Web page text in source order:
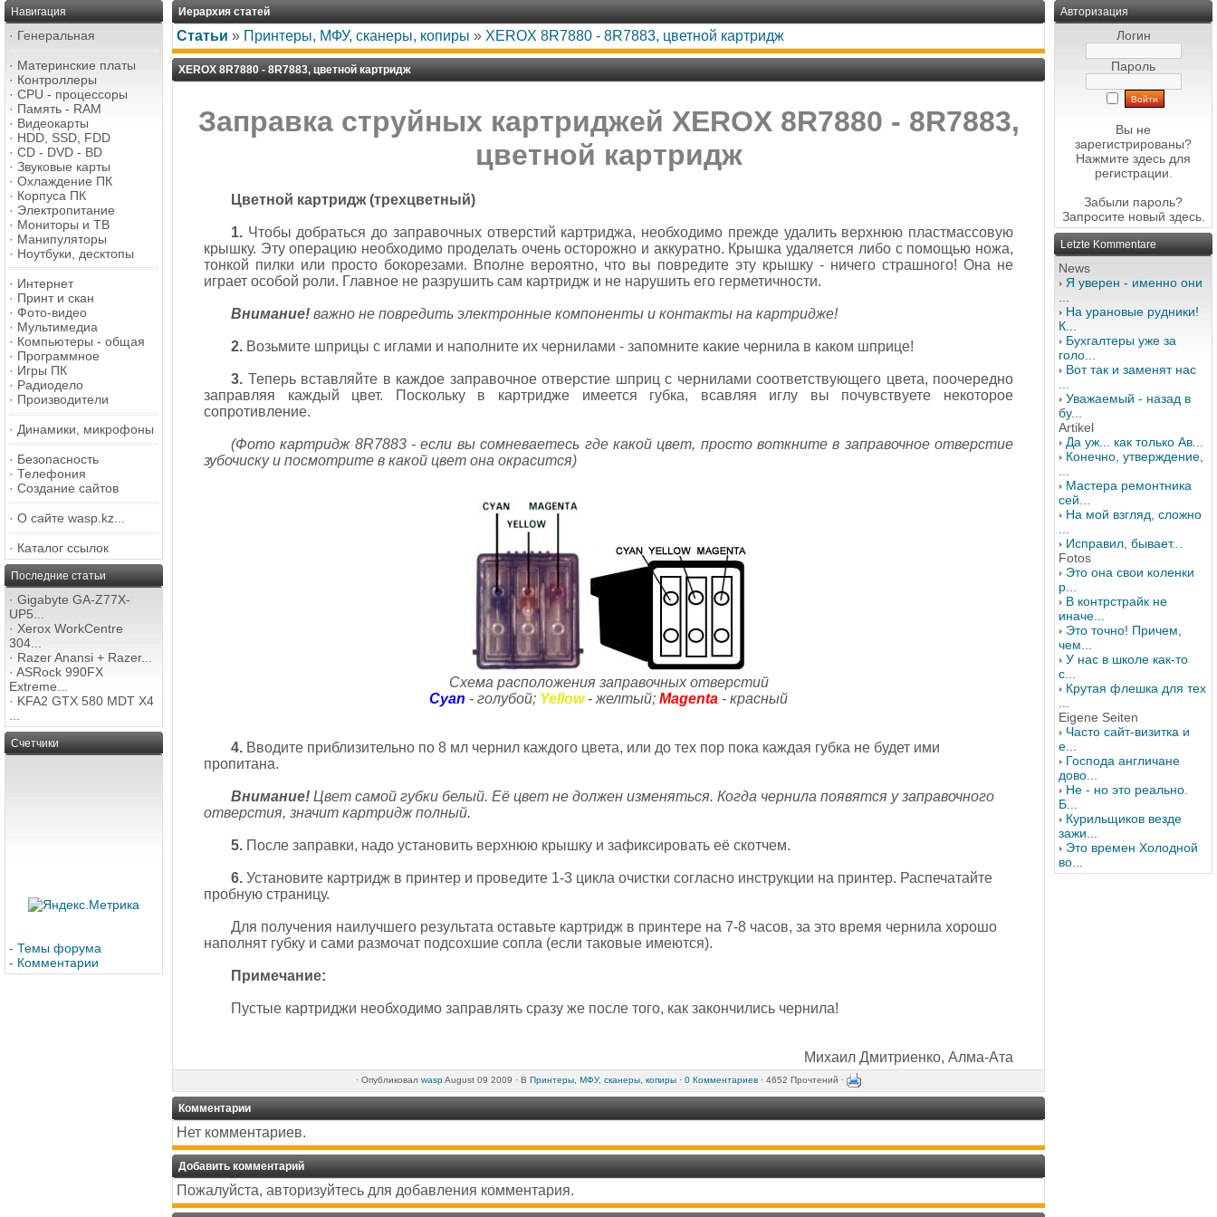
Навигация
· Генеральная
· Материнские платы
· Контроллеры
· CPU - процессоры
· Память - RAM
· Видеокарты
· HDD, SSD, FDD
· CD - DVD - BD
· Звуковые карты
· Охлаждение ПК
· Корпуса ПК
· Электропитание
· Мониторы и ТВ
· Манипуляторы
· Ноутбуки, десктопы
· Интернет
· Принт и скан
· Фото-видео
· Мультимедиа
· Компьютеры - общая
· Программное
· Игры ПК
· Радиодело
· Производители
· Динамики, микрофоны
· Безопасность
· Телефония
· Создание сайтов
· О сайте wasp.kz...
· Каталог ссылок
Последние статьи
· Gigabyte GA-Z77X-
UP5...
· Xerox WorkCentre
304...
· Razer Anansi + Razer...
· ASRock 990FX
Extreme...
· KFA2 GTX 580 MDT X4
Счетчики
- Темы форума
- Комментарии
Иерархия статей
Статьи » Принтеры, МФУ, сканеры, копиры » XEROX 8R7880 - 8R7883, цветной картридж
XEROX 8R7880 - 8R7883, цветной картридж
Заправка струйных картриджей XEROX 8R7880 - 8R7883,
цветной картридж
Цветной картридж (трехцветный)
1. Чтобы добраться до заправочных отверстий картриджа, необходимо прежде удалить верхнюю пластмассовую
крышку. Эту операцию необходимо проделать очень осторожно и аккуратно. Крышка удаляется либо с помощью ножа,
тонкой пилки или просто бокорезами. Вполне вероятно, что вы повредите эту крышку - ничего страшного! Она не
играет особой роли. Главное не разрушить сам картридж и не нарушить его герметичности.
Внимание! важно не повредить электронные компоненты и контакты на картридже!
2. Возьмите шприцы с иглами и наполните их чернилами - запомните какие чернила в каком шприце!
3. Теперь вставляйте в каждое заправочное отверстие шприц с чернилами соответствующего цвета, поочередно
заправляя каждый цвет. Поскольку в картридже имеется губка, всавляя иглу вы почувствуете некоторое
сопротивление.
(Фото картридж 8R7883 - если вы сомневаетесь где какой цвет, просто воткните в заправочное отверстие
зубочиску и посмотрите в какой цвет она окрасится)
Схема расположения заправочных отверстий
Cyan - голубой; Yellow- желтый; Magenta - красный
4. Вводите приблизительно по 8 мл чернил каждого цвета, или до тех пор пока каждая губка не будет ими
пропитана.
Внимание! Цвет самой губки белый. Её цвет не должен изменяться. Когда чернила появятся у заправочного
отверстия, значит картридж полный.
5. После заправки, надо установить верхнюю крышку и зафиксировать её скотчем.
6. Установите картридж в принтер и проведите 1-3 цикла очистки согласно инструкции на принтер. Распечатайте
пробную страницу.
Для получения наилучшего результата оставьте картридж в принтере на 7-8 часов, за это время чернила хорошо
наполнят губку и сами размочат подсохшие сопла (если таковые имеются).
Примечание:
Пустые картриджи необходимо заправлять сразу же после того, как закончились чернила!
Михаил Дмитриенко, Алма-Ата
· Опубликовал waspAugust 09 2009 · В Принтеры, МФУ, сканеры, копиры · 0 Комментариев · 4652 Прочтений ·
Комментарии
Нет комментариев.
Добавить комментарий
Пожалуйста, авторизуйтесь для добавления комментария.
Авторизация
Логин
Пароль
Вы не
зарегистрированы?
Нажмите здесь для
регистрации.
Забыли пароль?
Запросите новый здесь.
Letzte Kommentare
News
Я уверен - именно они
На урановые рудники!
К...
Бухгалтеры уже за
голо...
Вот так и заменят нас
Уважаемый - назад в
бу...
Artikel
Да уж... как только Ав...
Конечно, утверждение,
Мастера ремонтника
сей...
На мой взгляд, сложно
Исправил, бывает...
Fotos
Это она свои коленки
р...
В контрстрайк не
иначе...
Это точно! Причем,
чем...
У нас в школе как-то
с...
Крутая флешка для тех
Eigene Seiten
Часто сайт-визитка и
е...
Господа англичане
дово...
Не - но это реально.
Б...
Курильщиков везде
зажи...
Это времен Холодной
во...